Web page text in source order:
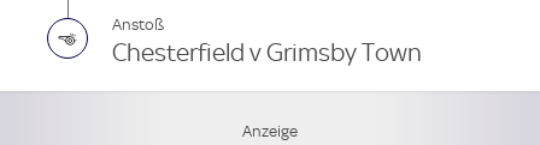
Anstoß
Chesterfield v Grimsby Town